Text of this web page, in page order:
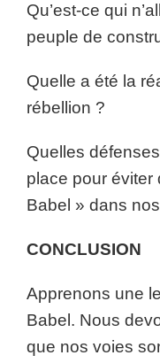
Qu’est-ce qui
peuple de
Quelle a été la
rébellion ?
Quelles
place pour éviter
Babel » dans
CONCLUSION
Apprenons une
Babel. Nous
que nos voies